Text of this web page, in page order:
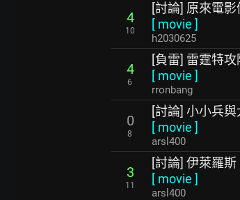
4
10
[討論] 原來電
[ movie ]
h2030625
4
6
[負雷] 雷霆特
[ movie ]
rronbang
0
8
[討論] 小小兵
[ movie ]
arsl400
3
11
[討論] 伊萊羅
[ movie ]
arsl400